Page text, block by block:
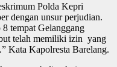
Polda Kepri
dengan unsur perjudian.
tempat Gelanggang
telah memiliki izin yang
Kata Kapolresta Barelang.